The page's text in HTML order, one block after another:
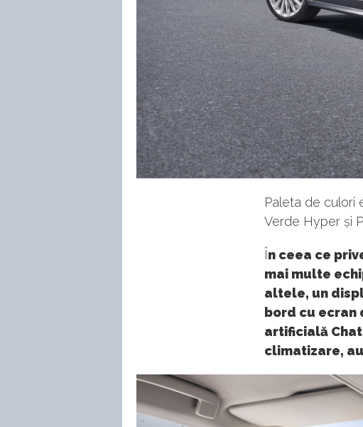
Paleta de culori
Verde Hyper și
În ceea ce
mai multe
altele, un
bord cu
artificială
climatizare,